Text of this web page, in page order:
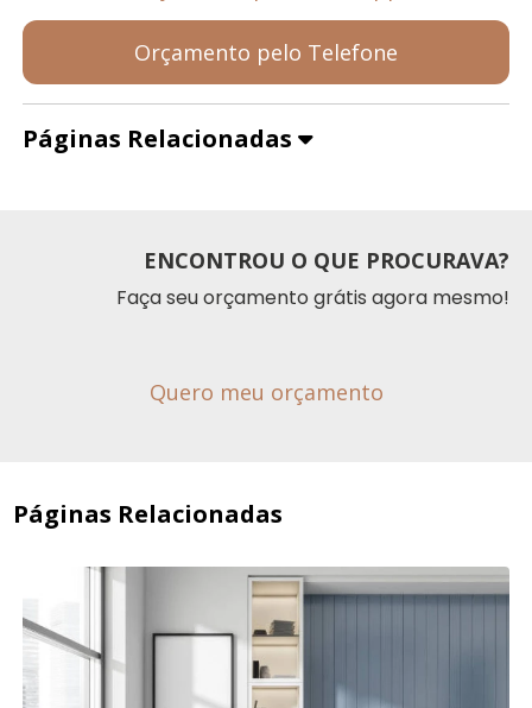
Orçamento pelo Telefone
Páginas Relacionadas
ENCONTROU O QUE PROCURAVA?
Faça seu orçamento grátis agora mesmo!
Quero meu orçamento
Páginas Relacionadas